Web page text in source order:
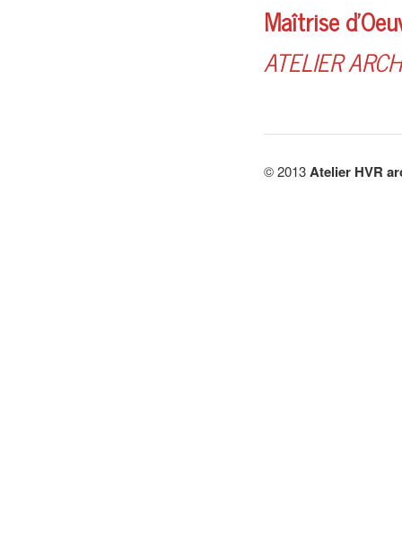
Maîtrise
ATELIER
© 2013Atelier HVR